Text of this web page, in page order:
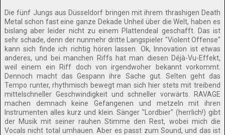
Die fünf Jungs aus Düsseldorf bringen mit ihrem thrashigen Death
Metal schon fast eine ganze Dekade Unheil über die Welt, haben es
bislang aber leider nicht zu einem Plattendeal geschafft. Das ist
sehr schade, denn der nunmehr dritte Langspieler "Violent Offense"
kann sich finde ich richtig hören lassen. Ok, Innovation ist etwas
anderes, und bei manchen Riffs hat man diesen Déjà-Vu-Effekt,
weil einem ein Riff doch von irgendwoher bekannt vorkommt.
Dennoch macht das Gespann ihre Sache gut. Selten geht das
Tempo runter, rhythmisch bewegt man sich hier stets mit treibend
mittelschneller Geschwindigkeit und schneller vorwärts. RAVAGE
machen demnach keine Gefangenen und metzeln mit ihren
Instrumenten alles kurz und klein. Sänger "Lordbier" (herrlich!) gibt
der Musik mit seiner rauhen Stimme den Rest, wobei mich die
Vocals nicht total umhauen. Aber es passt zum Sound, und das ist